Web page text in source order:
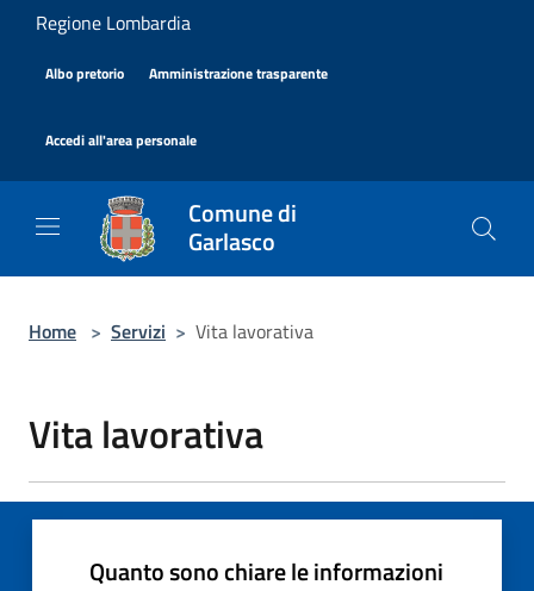
Salta al contenuto principale
Regione Lombardia
Albo pretorio Amministrazione trasparente
Accedi all'area personale
Comune di
Garlasco
Home > Servizi > Vita lavorativa
Vita lavorativa
Quanto sono chiare le informazioni